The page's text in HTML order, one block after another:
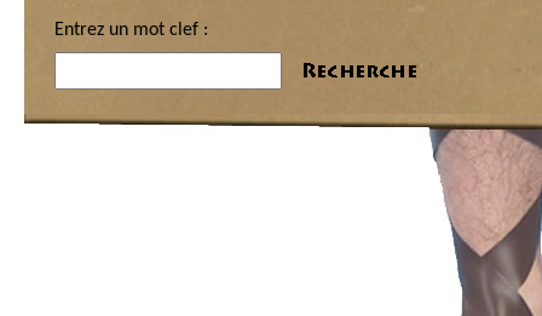
Entrez un mot clef :